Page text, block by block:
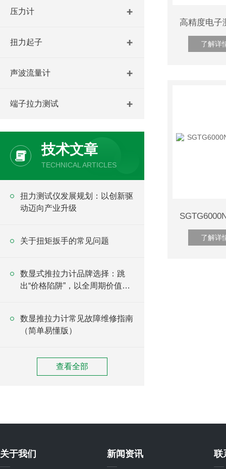
压力计
扭力起子
声波流量计
端子拉力测试
技术文章
TECHNICAL ARTICLES
​扭力测试仪发展规划：以创新驱
动迈向产业升级
关于扭矩扳手的常见问题
​数显式推拉力计品牌选择：跳
出“价格陷阱”，以全周期价值为
数显推拉力计常见故障维修指南
（简单易懂版）
查看全部
了解详
了解详
关于我们 新闻资讯 联